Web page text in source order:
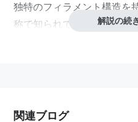
独特のフィラメント構造を
称で知られている。解説の続
関連ブログ